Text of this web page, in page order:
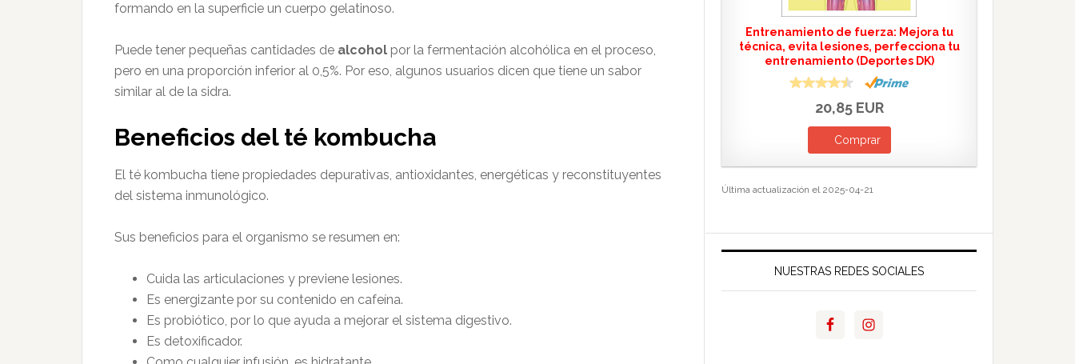
formando en la superficie un cuerpo gelatinoso.
Puede tener pequeñas cantidades de alcohol por la fermentación alcohólica en el proceso,
pero en una proporción inferior al 0,5%. Por eso, algunos usuarios dicen que tiene un sabor
similar al de la sidra.
Beneficios del té kombucha
El té kombucha tiene propiedades depurativas, antioxidantes, energéticas y reconstituyentes
del sistema inmunológico.
Sus beneficios para el organismo se resumen en:
Cuida las articulaciones y previene lesiones.
Es energizante por su contenido en cafeína.
Es probiótico, por lo que ayuda a mejorar el sistema digestivo.
Es detoxificador.
Entrenamiento de fuerza: Mejora tu
técnica, evita lesiones, perfecciona tu
entrenamiento (Deportes DK)
20,85 EUR
Comprar
Última actualización el 2025-04-21
NUESTRAS REDES SOCIALES